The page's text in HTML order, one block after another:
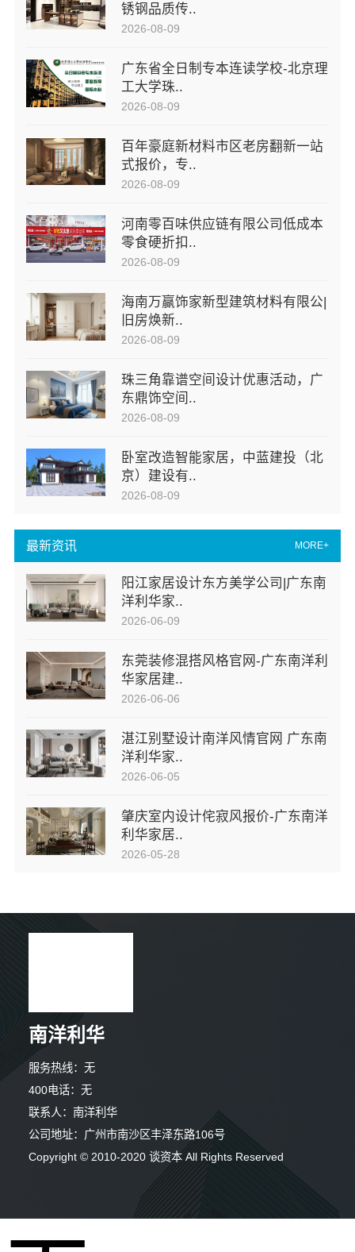
最新资讯 MORE+
阳江家居设计东方美学公司|广东南
洋利华家..
2026-06-09
东莞装修混搭风格官网-广东南洋利
华家居建..
2026-06-06
湛江别墅设计南洋风情官网 广东南
洋利华家..
2026-06-05
肇庆室内设计侘寂风报价-广东南洋
利华家居..
2026-05-28
锈钢品质传..
2026-08-09
广东省全日制专本连读学校-北京理
工大学珠..
2026-08-09
百年豪庭新材料市区老房翻新一站
式报价，专..
2026-08-09
河南零百味供应链有限公司低成本
零食硬折扣..
2026-08-09
海南万赢饰家新型建筑材料有限公|
旧房焕新..
2026-08-09
珠三角靠谱空间设计优惠活动，广
东鼎饰空间..
2026-08-09
卧室改造智能家居，中蓝建投（北
京）建设有..
2026-08-09
南洋利华
服务热线：无
400电话：无
联系人：南洋利华
公司地址：广州市南沙区丰泽东路106号
Copyright © 2010-2020 谈资本 All Rights Reserved